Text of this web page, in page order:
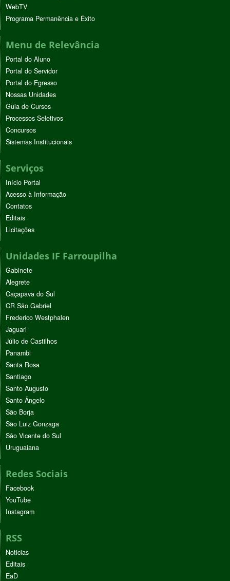
WebTV
Programa Permanência e Êxito
Menu de Relevância
Portal do Aluno
Portal do Servidor
Portal do Egresso
Nossas Unidades
Guia de Cursos
Processos Seletivos
Concursos
Sistemas Institucionais
Serviços
Início Portal
Acesso à Informação
Contatos
Editais
Licitações
Unidades IF Farroupilha
Gabinete
Alegrete
Caçapava do Sul
CR São Gabriel
Frederico Westphalen
Jaguari
Júlio de Castilhos
Panambi
Santa Rosa
Santiago
Santo Augusto
Santo Ângelo
São Borja
São Luiz Gonzaga
São Vicente do Sul
Uruguaiana
Redes Sociais
Facebook
YouTube
Instagram
RSS
Noticias
Editais
EaD